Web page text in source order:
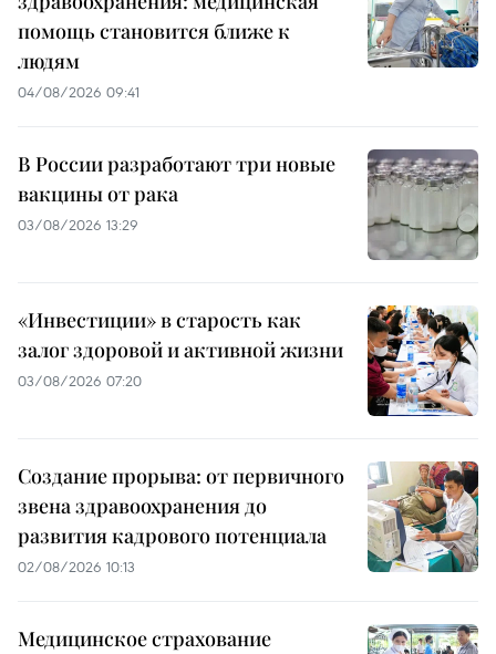
помощь становится ближе к
людям
04/08/2026 09:41
В России разработают три новые
вакцины от рака
03/08/2026 13:29
«Инвестиции» в старость как
залог здоровой и активной жизни
03/08/2026 07:20
Создание прорыва: от первичного
звена здравоохранения до
развития кадрового потенциала
02/08/2026 10:13
Медицинское страхование